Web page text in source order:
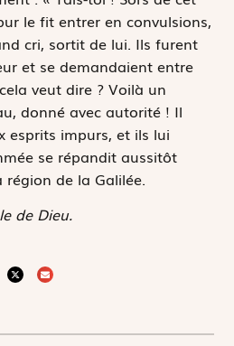
le fit entrer en convulsions,
cri, sortit de lui. Ils furent
et se demandaient entre
veut dire ? Voilà un
donné avec autorité ! Il
esprits impurs, et ils lui
se répandit aussitôt
de la Galilée.
de Dieu.